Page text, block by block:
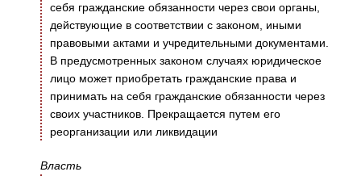
себя гражданские обязанности через свои органы,
действующие в соответствии с законом, иными
правовыми актами и учредительными документами.
В предусмотренных законом случаях юридическое
лицо может приобретать гражданские права и
принимать на себя гражданские обязанности через
своих участников. Прекращается путем его
реорганизации или ликвидации
Власть